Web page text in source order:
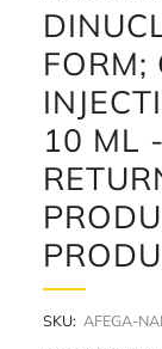
10 ML
SKU: AFEGA-